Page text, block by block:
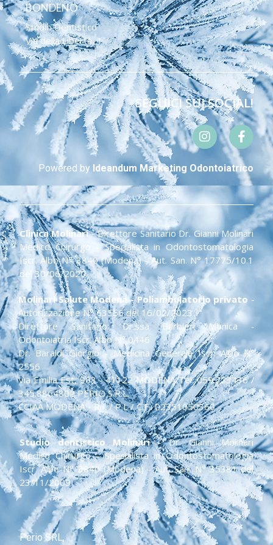
BONDENO
Studio Dentistico
Via della Libertà, 1​
SEGUICI SUI SOCIAL!
Powered by Ideandum Marketing Odontoiatrico
Clinica Molinari- Direttore Sanitario Dr. Gianni Molinari
Medico Chirurgo - Specialista in Odontostomatologia
Iscr. Albo N° 3840 (Modena) - Aut. San. N° 17775/10.1
del 30/06/2020
Molinari Salute Modena - Poliambulatorio privato -
Autorizzazione N° 63556 del 16/02/2023
Direttore Sanitario: Dr.ssa Barbieri Monica -
Odontoiatria Iscr. Albo N° 0446
Dr. Baraldi Giorgio - Medicina Generale Iscr. Albo N°
2556
Via Emilia Est, 903 - 41122 MODENA Tel. 059.223436 /
345.8864802 PERIO S.R.L.
CCIAA MODENA - R.I. / P.I. / C.F.: 02351050360
Studio dentistico Molinari- Dr. Gianni Molinari
Medico Chirurgo - Specialista in Odontostomatologia
Iscr. Albo N° 3840 (Modena) - Aut. San. N° 35381 del
23/11/2009
Perio SRL,